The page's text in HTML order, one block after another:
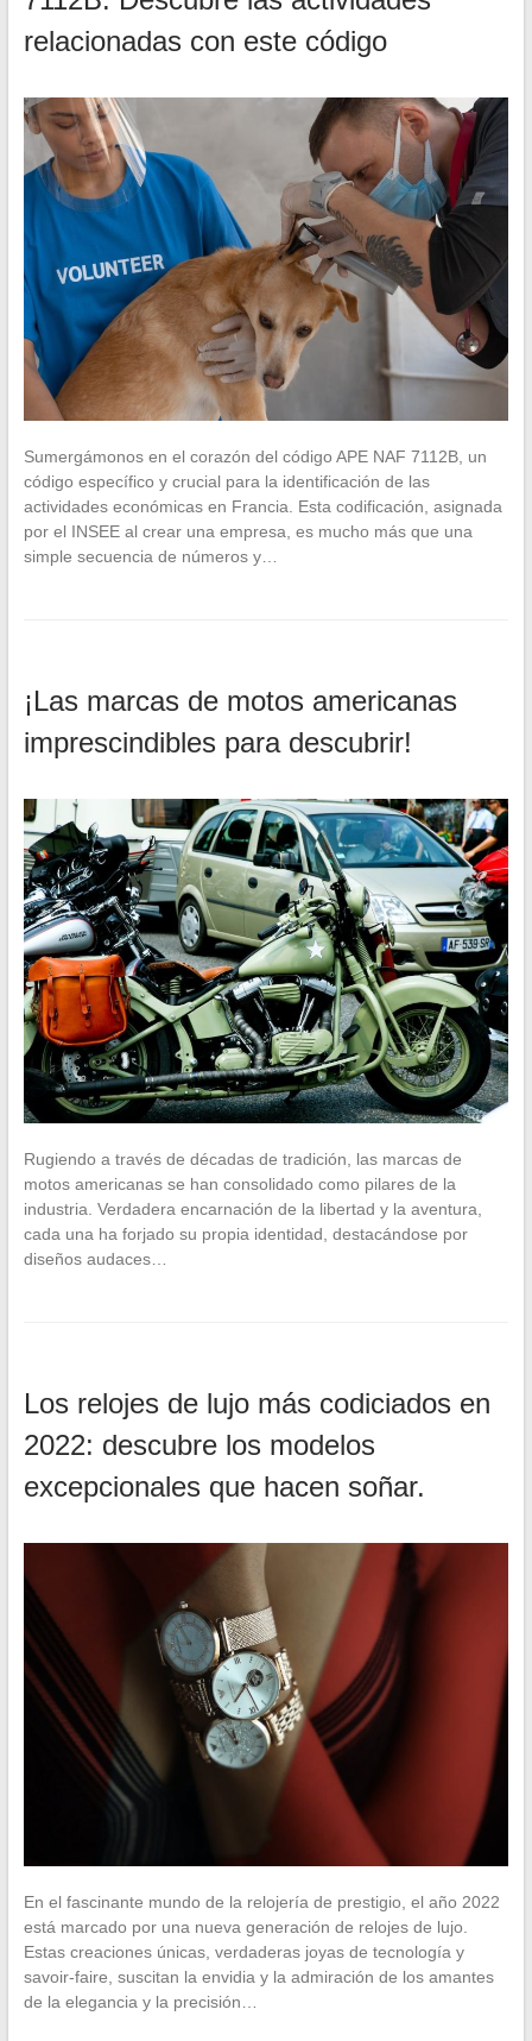
relacionadas con este código
Sumergámonos en el corazón del código APE NAF 7112B, un
código específico y crucial para la identificación de las
actividades económicas en Francia. Esta codificación, asignada
por el INSEE al crear una empresa, es mucho más que una
simple secuencia de números y…
¡Las marcas de motos americanas
imprescindibles para descubrir!
Rugiendo a través de décadas de tradición, las marcas de
motos americanas se han consolidado como pilares de la
industria. Verdadera encarnación de la libertad y la aventura,
cada una ha forjado su propia identidad, destacándose por
diseños audaces…
Los relojes de lujo más codiciados en
2022: descubre los modelos
excepcionales que hacen soñar.
En el fascinante mundo de la relojería de prestigio, el año 2022
está marcado por una nueva generación de relojes de lujo.
Estas creaciones únicas, verdaderas joyas de tecnología y
savoir-faire, suscitan la envidia y la admiración de los amantes
de la elegancia y la precisión…